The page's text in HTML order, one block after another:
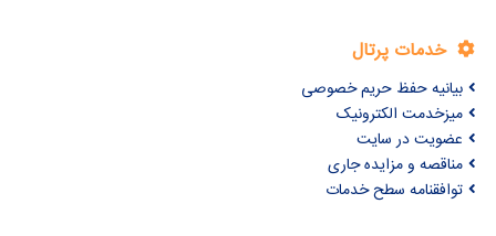
خدمات پرتال
بیانیه حفظ حریم خصوصی
میزخدمت الکترونیک
عضویت در سایت
مناقصه و مزایده جاری
توافقنامه سطح خدمات